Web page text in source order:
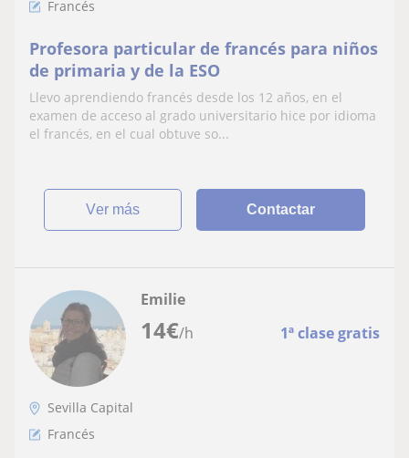
Francés
Profesora particular de francés para niños
de primaria y de la ESO
Llevo aprendiendo francés desde los 12 años, en el
examen de acceso al grado universitario hice por idioma
el francés, en el cual obtuve so...
ver más Contactar
14€/h 1ª clase gratis
Emilie
Sevilla Capital
Francés